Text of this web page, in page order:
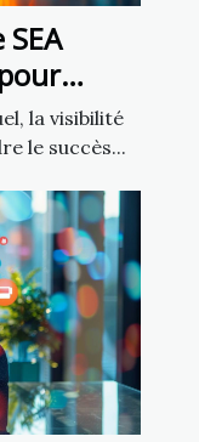
la visibilité
le succès...